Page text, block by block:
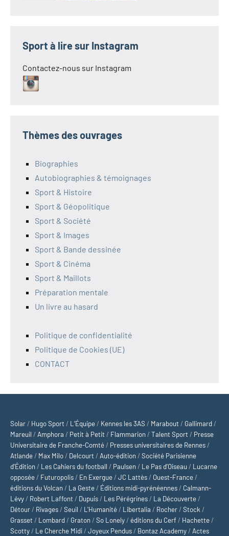
Sport à lire sur Instagram
Contactez-nous sur Instagram
Thèmes des ouvrages
Biographies
Autobiographies & témoignages
Sport & Histoire
Sport & Géopolitique
Sport & Société
Sport & Images
Sport & Bande dessinée
Sport & Cinéma
Sport & Maillots
Préparation mentale
Un livre au hasard
Politique de confidentialité
Politique de Cookies (UE)
CONTACT
Solar / Hugo Sport / L’Équipe / Kennes les 3AS / Marabout / Gallimard /
Mareuil / Amphora / Petit à Petit / Flammarion /Talent Sport / Presse
Universitaire de Franche-Comté / Presses universitaires de Rennes /
Atlande / Max Milo / Delcourt / Auto-édition /Société Parisienne
d'Édition / Les Cahiers du football / Paulsen / Le Pas d’Oiseau / Lucarne
opposée / Futuropolis / En Exergue /JC Lattès / Ouest-France /
éditions du Volcan / La Geste / Éditions midi-pyrénéennes / Calmann-
Lévy / Robert Laffont / Dupuis / Les Pérégrines / La Découverte /
Détour / Rivages /Seuil / L'Humanité / Libertalia / Rocher /Stock /
Grasset / Lombard / Graton /So Lonely /éditions du Cerf / Hachette /
Scotty / Le Cherche Midi /Joyeux Pendus / Bontaz Academy / Actes